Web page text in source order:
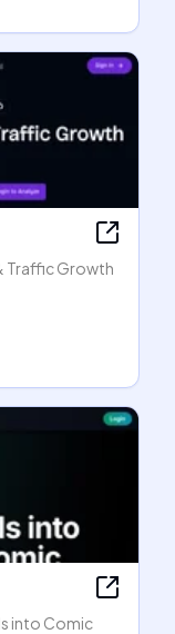
Traffic Growth
into Comic